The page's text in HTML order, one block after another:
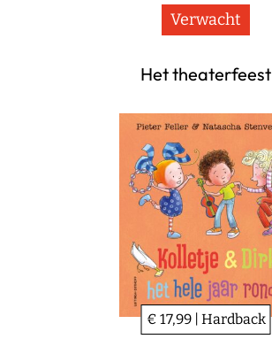
Verwacht
Het theaterfeest
€ 17,99 | Hardback